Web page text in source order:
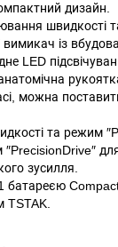
дизайн.
швидкості
вимикач із
LED
можна
та режим
зусилля.
Compact
TSTAK.